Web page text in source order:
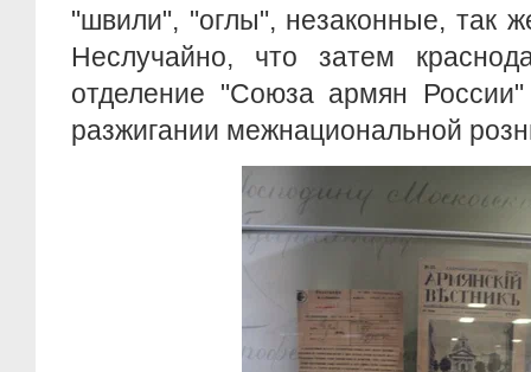
"швили", "оглы", незаконные, так
Неслучайно, что затем
отделение "Союза армян
разжигании межнациональной